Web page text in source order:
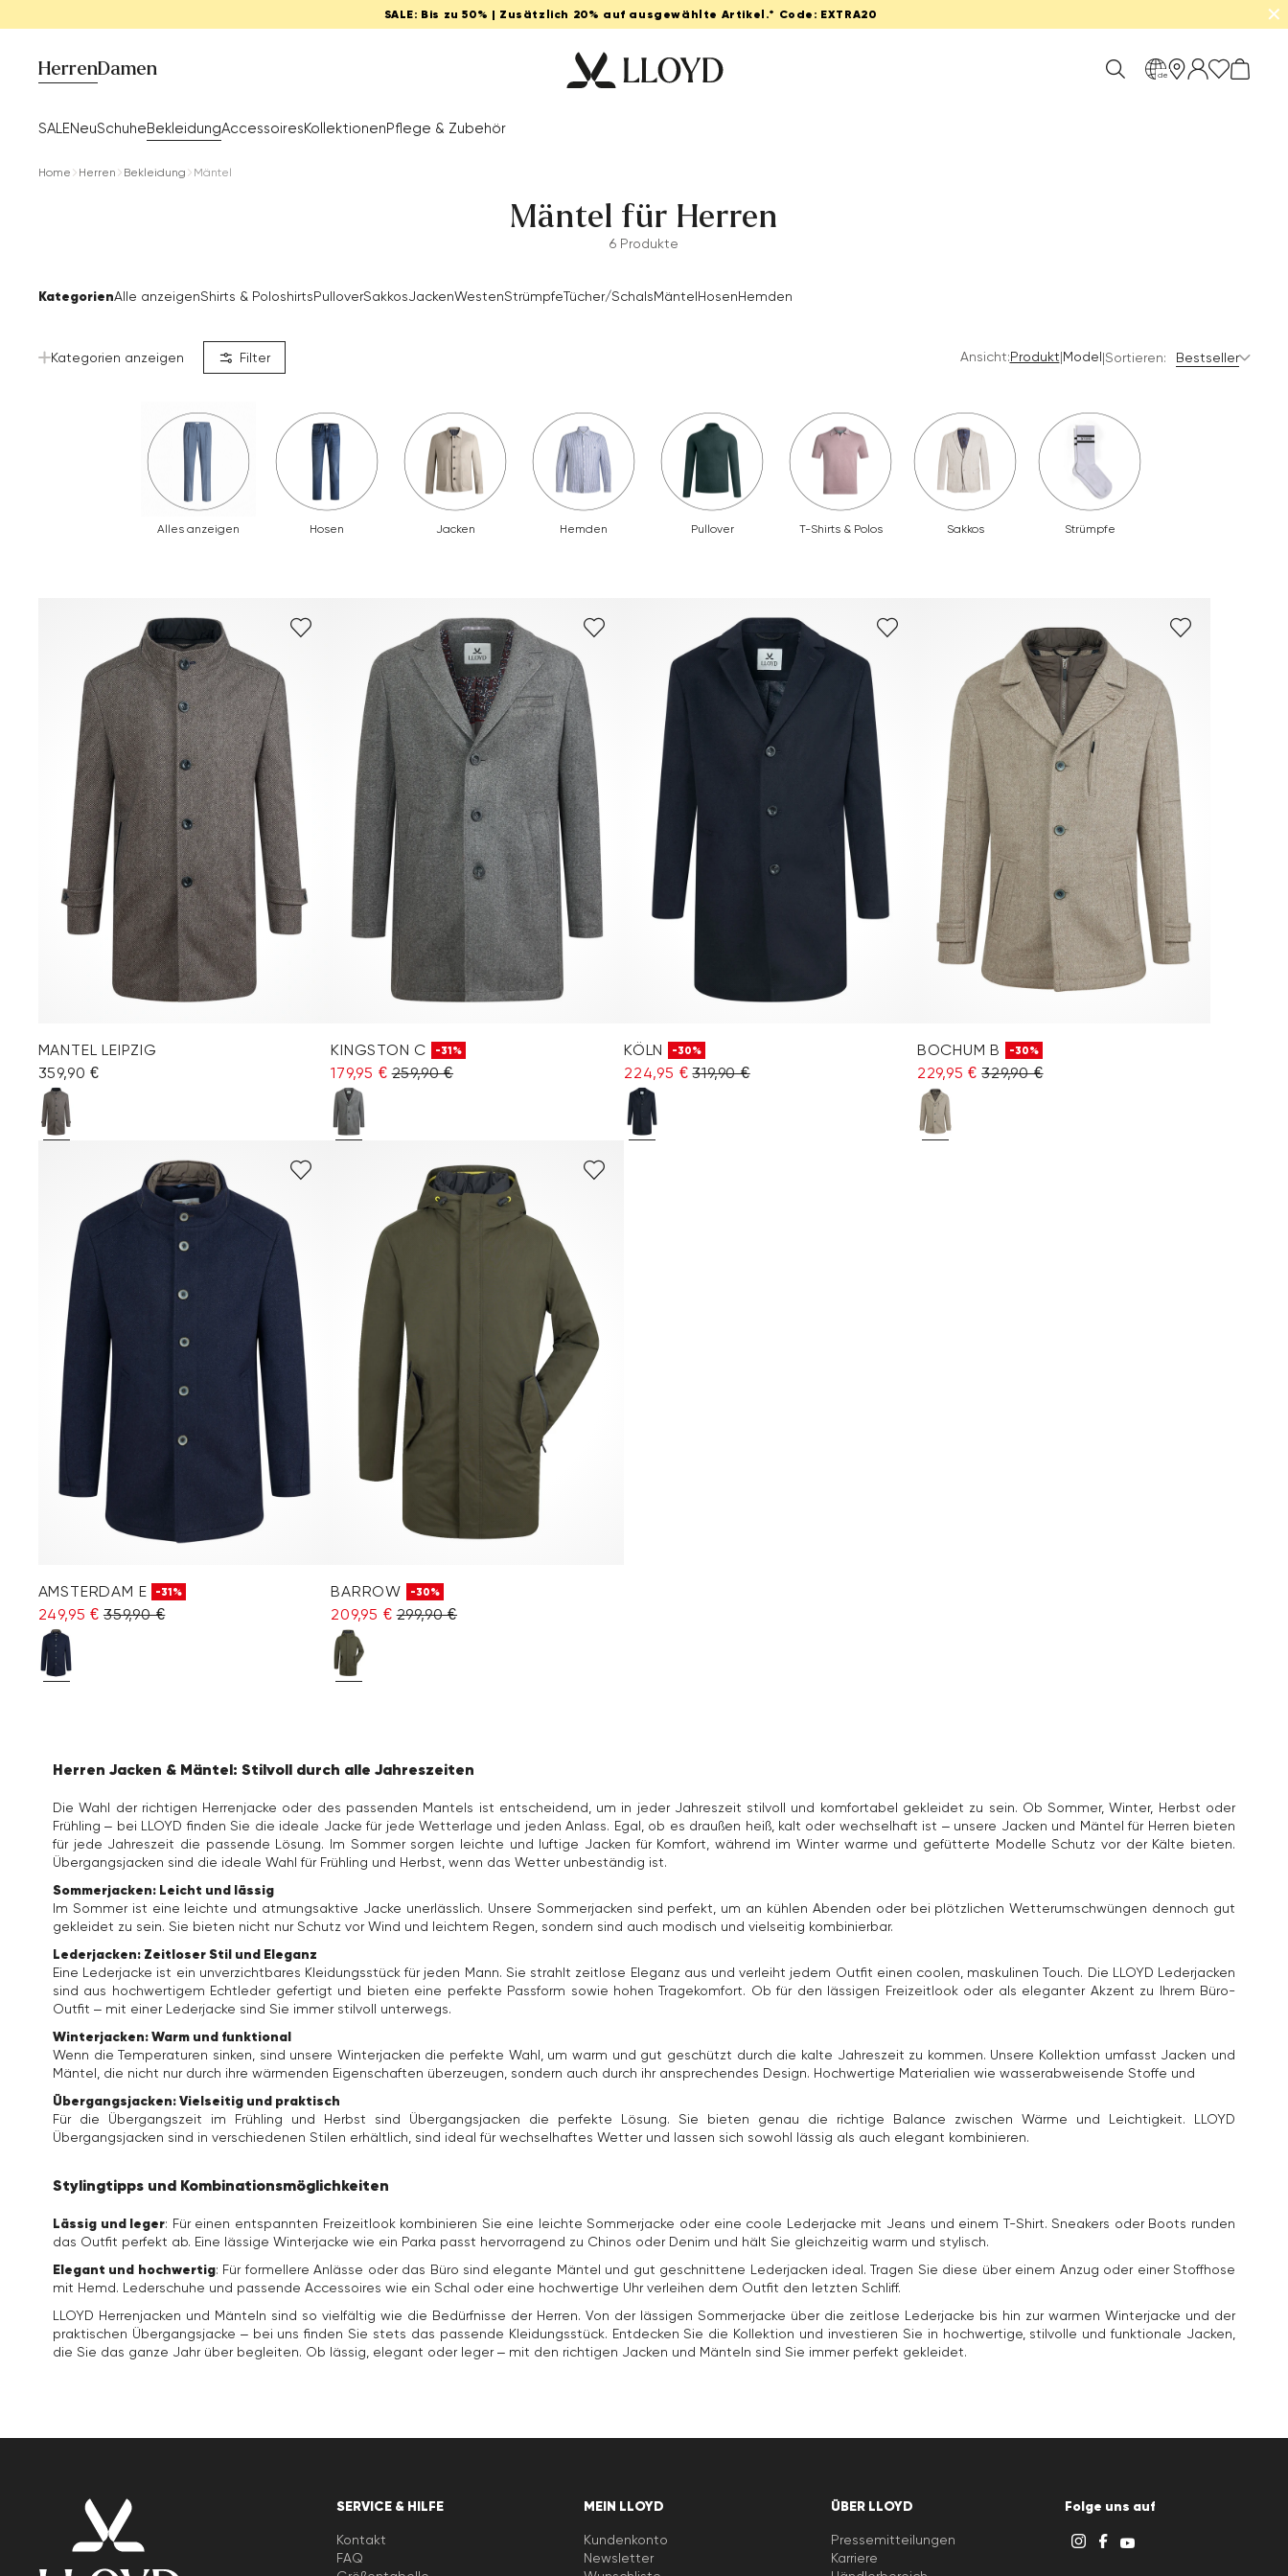
SALE: Bis zu 50% | Zusätzlich 20% auf ausgewählte Artikel.* Code: EXTRA20 ✕
Herren
SALENeuSchuheBekleidungAccessoiresKollektionenPflege & Zubehör
Damen de
Home Herren Bekleidung Mäntel
Mäntel für Herren
6 Produkte
KategorienAlle anzeigenShirts & PoloshirtsPulloverSakkosJackenWestenStrümpfeTücher/SchalsMäntelHosenHemden
Kategorien anzeigen Filter Ansicht:Produkt|Model|Sortieren: Bestseller
Alles anzeigen Hosen Jacken Hemden Pullover T-Shirts & Polos Sakkos Strümpfe
MANTEL LEIPZIG
359,90 €
KINGSTON C -31%
179,95 € 259,90 €
KÖLN -30%
224,95 € 319,90 €
BOCHUM B -30%
229,95 € 329,90 €
AMSTERDAM E -31%
249,95 € 359,90 €
BARROW -30%
209,95 € 299,90 €
Herren Jacken & Mäntel: Stilvoll durch alle Jahreszeiten
Die Wahl der richtigen Herrenjacke oder des passenden Mantels ist entscheidend, um in jeder Jahreszeit stilvoll und komfortabel gekleidet zu sein. Ob Sommer, Winter, Herbst oder
Frühling – bei LLOYD finden Sie die ideale Jacke für jede Wetterlage und jeden Anlass. Egal, ob es draußen heiß, kalt oder wechselhaft ist – unsere Jacken und Mäntel für Herren bieten
für jede Jahreszeit die passende Lösung. Im Sommer sorgen leichte und luftige Jacken für Komfort, während im Winter warme und gefütterte Modelle Schutz vor der Kälte bieten.
Übergangsjacken sind die ideale Wahl für Frühling und Herbst, wenn das Wetter unbeständig ist.
Sommerjacken: Leicht und lässig
Im Sommer ist eine leichte und atmungsaktive Jacke unerlässlich. Unsere Sommerjacken sind perfekt, um an kühlen Abenden oder bei plötzlichen Wetterumschwüngen dennoch gut
gekleidet zu sein. Sie bieten nicht nur Schutz vor Wind und leichtem Regen, sondern sind auch modisch und vielseitig kombinierbar.
Lederjacken: Zeitloser Stil und Eleganz
Eine Lederjacke ist ein unverzichtbares Kleidungsstück für jeden Mann. Sie strahlt zeitlose Eleganz aus und verleiht jedem Outfit einen coolen, maskulinen Touch. Die LLOYD Lederjacken
sind aus hochwertigem Echtleder gefertigt und bieten eine perfekte Passform sowie hohen Tragekomfort. Ob für den lässigen Freizeitlook oder als eleganter Akzent zu Ihrem Büro-
Outfit – mit einer Lederjacke sind Sie immer stilvoll unterwegs.
Winterjacken: Warm und funktional
Wenn die Temperaturen sinken, sind unsere Winterjacken die perfekte Wahl, um warm und gut geschützt durch die kalte Jahreszeit zu kommen. Unsere Kollektion umfasst Jacken und
Mäntel, die nicht nur durch ihre wärmenden Eigenschaften überzeugen, sondern auch durch ihr ansprechendes Design. Hochwertige Materialien wie wasserabweisende Stoffe und
Übergangsjacken: Vielseitig und praktisch
Für die Übergangszeit im Frühling und Herbst sind Übergangsjacken die perfekte Lösung. Sie bieten genau die richtige Balance zwischen Wärme und Leichtigkeit. LLOYD
Übergangsjacken sind in verschiedenen Stilen erhältlich, sind ideal für wechselhaftes Wetter und lassen sich sowohl lässig als auch elegant kombinieren.
Stylingtipps und Kombinationsmöglichkeiten
Lässig und leger: Für einen entspannten Freizeitlook kombinieren Sie eine leichte Sommerjacke oder eine coole Lederjacke mit Jeans und einem T-Shirt. Sneakers oder Boots runden
das Outfit perfekt ab. Eine lässige Winterjacke wie ein Parka passt hervorragend zu Chinos oder Denim und hält Sie gleichzeitig warm und stylisch.
Elegant und hochwertig: Für formellere Anlässe oder das Büro sind elegante Mäntel und gut geschnittene Lederjacken ideal. Tragen Sie diese über einem Anzug oder einer Stoffhose
mit Hemd. Lederschuhe und passende Accessoires wie ein Schal oder eine hochwertige Uhr verleihen dem Outfit den letzten Schliff.
LLOYD Herrenjacken und Mänteln sind so vielfältig wie die Bedürfnisse der Herren. Von der lässigen Sommerjacke über die zeitlose Lederjacke bis hin zur warmen Winterjacke und der
praktischen Übergangsjacke – bei uns finden Sie stets das passende Kleidungsstück. Entdecken Sie die Kollektion und investieren Sie in hochwertige, stilvolle und funktionale Jacken,
die Sie das ganze Jahr über begleiten. Ob lässig, elegant oder leger – mit den richtigen Jacken und Mänteln sind Sie immer perfekt gekleidet.
SERVICE & HILFE
Kontakt
FAQ
MEIN LLOYD
Kundenkonto
Newsletter
ÜBER LLOYD
Pressemitteilungen
Karriere
Folge uns auf